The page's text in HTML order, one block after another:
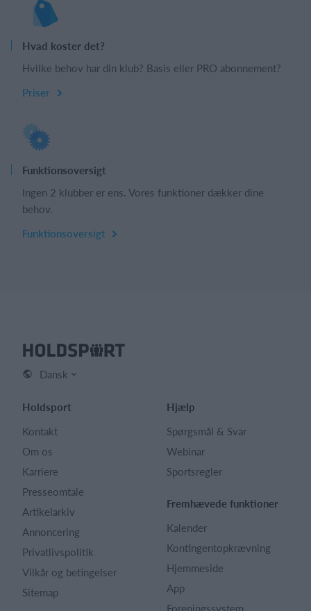
Hvad koster det?
Hvilke behov har din klub? Basis eller PRO abonnement?
Priser
Funktionsoversigt
Ingen 2 klubber er ens. Vores funktioner dækker dine
behov.
Funktionsoversigt
Dansk
Holdsport
Kontakt
Om os
Karriere
Presseomtale
Artikelarkiv
Annoncering
Privatlivspolitik
Vilkår og betingelser
Sitemap
Hjælp
Spørgsmål & Svar
Webinar
Sportsregler
Fremhævede funktioner
Kalender
Kontingentopkrævning
Hjemmeside
App
Foreningssystem